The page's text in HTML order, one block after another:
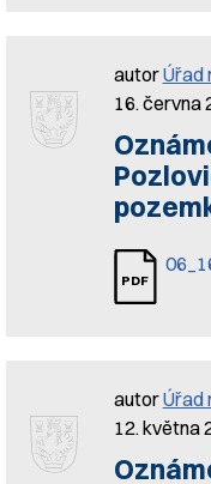
autorÚřad
16. června
autorÚřad
12. května